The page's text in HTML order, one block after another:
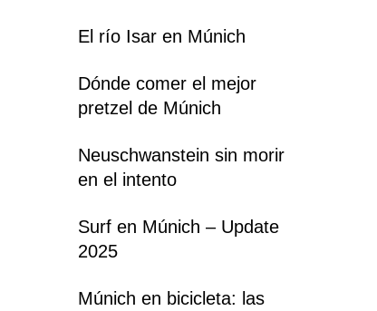
El río Isar en Múnich
Dónde comer el mejor
pretzel de Múnich
Neuschwanstein sin morir
en el intento
Surf en Múnich – Update
2025
Múnich en bicicleta: las